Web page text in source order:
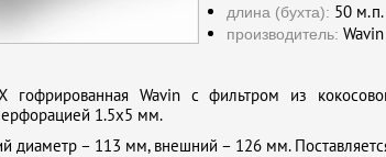
длина (бухта): 50 м.п.
производитель:
гофрированная Wavin с фильтром из
1.5х5 мм.
диаметр – 113 мм, внешний – 126 мм.